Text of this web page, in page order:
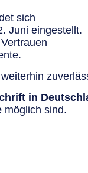
sich
Juni eingestellt.
in
möglich sind.